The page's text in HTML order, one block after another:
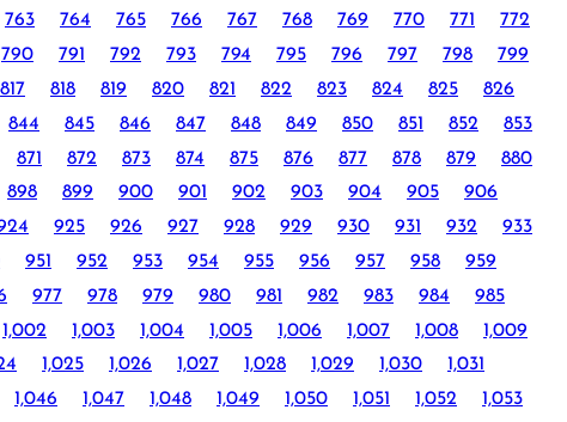
763 764 765 766 767 768 769 770 771
772
790 791 792 793 794 795 796 797 798
799
817 818 819 820 821 822 823 824 825
826
844 845 846 847 848 849 850 851 852
853
871 872 873 874 875 876 877 878 879
880
898 899 900 901 902 903 904 905
906
925 926 927 928 929 930 931 932
933
951 952 953 954 955 956 957 958
959
977 978 979 980 981 982 983 984
985
1,002 1,003 1,004 1,005 1,006 1,007 1,008
1,009
1,025 1,026 1,027 1,028 1,029 1,030
1,031
1,046 1,047 1,048 1,049 1,050 1,051 1,052
1,053